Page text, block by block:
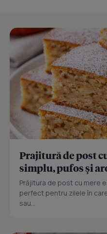
Prajitură de post
simplu, pufos și
Prăjitura de post cu mere
perfect pentru zilele în
sau...